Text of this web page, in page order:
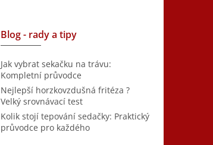
Blog - rady a tipy
Jak vybrat sekačku na trávu:
Kompletní průvodce
Nejlepší horzkovzdušná fritéza ?
Velký srovnávací test
Kolik stojí tepování sedačky: Praktický
průvodce pro každého